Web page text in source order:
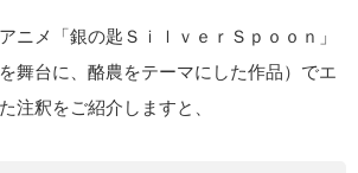
ニメ「銀の匙ＳｉｌｖｅｒＳｐｏｏｎ」
舞台に、酪農をテーマにした作品）でエ
注釈をご紹介しますと、